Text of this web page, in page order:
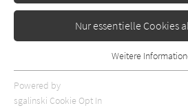
Nur essentielle Cookies
Essentielle Cookies werden für
Webseite benötigt. Dadurch ist
Weitere
Powered by
sgalinski Cookie Opt In